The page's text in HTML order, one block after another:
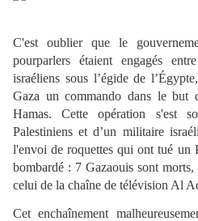
C'est oublier que le
pourparlers étaient engagés
israéliens sous l’égide de
Gaza un commando dans le but
Hamas. Cette opération s'est
Palestiniens et d’un militaire
l'envoi de roquettes qui ont tué un
bombardé : 7 Gazaouis sont
celui de la chaîne de télévision Al
Cet enchaînement